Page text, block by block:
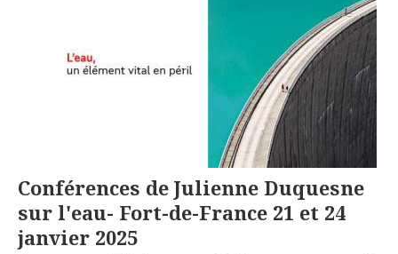
Conférences de Julienne Duquesne
sur l'eau- Fort-de-France 21 et 24
janvier 2025